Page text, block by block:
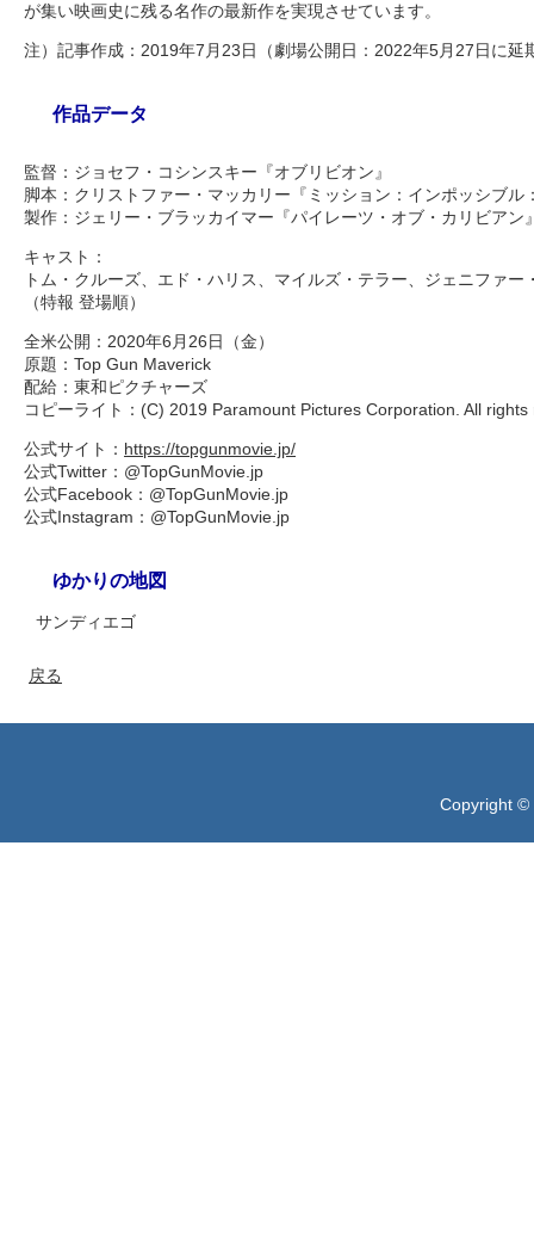
が集い映画史に残る名作の最新作を実現させています。
注）記事作成：2019年7月23日（劇場公開日：2022年5月27日に延
作品データ
監督：ジョセフ・コシンスキー『オブリビオン』
脚本：クリストファー・マッカリー『ミッション：インポッシブル
製作：ジェリー・ブラッカイマー『パイレーツ・オブ・カリビアン
キャスト：
トム・クルーズ、エド・ハリス、マイルズ・テラー、ジェニファ
（特報 登場順）
全米公開：2020年6月26日（金）
原題：Top Gun Maverick
配給：東和ピクチャーズ
コピーライト：(C) 2019 Paramount Pictures Corporation. All rights
公式サイト： https://topgunmovie.jp/
公式Twitter：@TopGunMovie.jp
公式Facebook：@TopGunMovie.jp
公式Instagram：@TopGunMovie.jp
ゆかりの地図
サンディエゴ
戻る
Copyright ©